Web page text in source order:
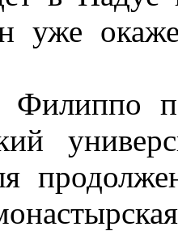
уже